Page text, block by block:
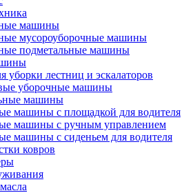
машины
мусороуборочные машины
подметальные машины
лестниц и эскалаторов
уборочные машины
машины
машины с площадкой для водителя
машины с ручным управлением
машины с сиденьем для водителя
ковров